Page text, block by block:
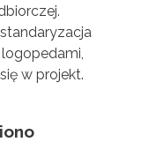
w projekt.